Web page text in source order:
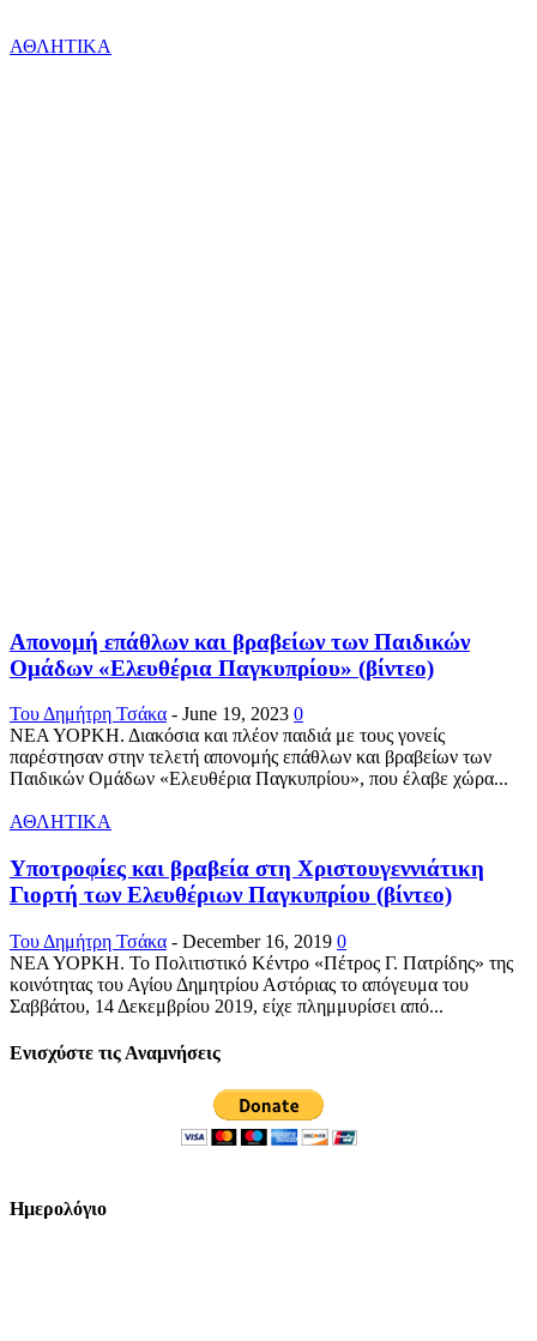
ΑΘΛΗΤΙΚΑ
Απονομή επάθλων και βραβείων των Παιδικών
Ομάδων «Ελευθέρια Παγκυπρίου» (βίντεο)
Του Δημήτρη Τσάκα - June 19, 2023 0
ΝΕΑ ΥΟΡΚΗ. Διακόσια και πλέον παιδιά με τους γονείς
παρέστησαν στην τελετή απονομής επάθλων και βραβείων των
Παιδικών Ομάδων «Ελευθέρια Παγκυπρίου», που έλαβε χώρα...
ΑΘΛΗΤΙΚΑ
Υποτροφίες και βραβεία στη Χριστουγεννιάτικη
Γιορτή των Ελευθέριων Παγκυπρίου (βίντεο)
Του Δημήτρη Τσάκα - December 16, 2019 0
ΝΕΑ ΥΟΡΚΗ. Το Πολιτιστικό Κέντρο «Πέτρος Γ. Πατρίδης» της
κοινότητας του Αγίου Δημητρίου Αστόριας το απόγευμα του
Σαββάτου, 14 Δεκεμβρίου 2019, είχε πλημμυρίσει από...
Ενισχύστε τις Αναμνήσεις
Ημερολόγιο